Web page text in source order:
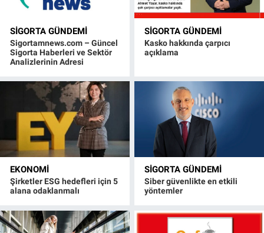
SIGORTA GÜNDEMI
Sigortamnews.com – Güncel
Sigorta Haberleri ve Sektör
Analizlerinin Adresi
SIGORTA GÜNDEMI
Kasko hakkında çarpıcı
açıklama
EKONOMI
Şirketler ESG hedefleri için 5
alana odaklanmalı
SIGORTA GÜNDEMI
Siber güvenlikte en etkili
yöntemler